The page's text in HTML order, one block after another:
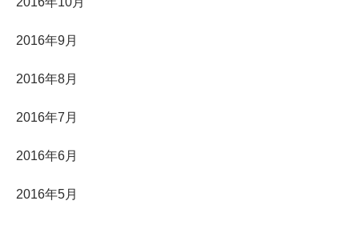
2016年9月
2016年8月
2016年7月
2016年6月
2016年5月